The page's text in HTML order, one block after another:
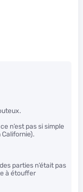
n’est pas si simple
Californie).
parties n’était pas
à étouffer